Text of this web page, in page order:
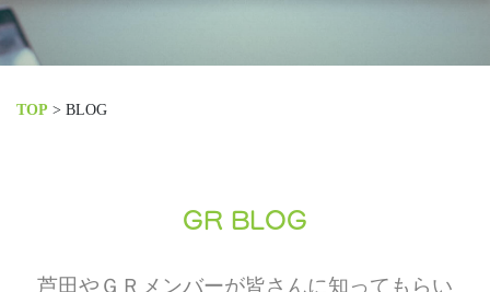
TOP > BLOG
GR BLOG
芦田やＧＲメンバーが皆さんに知ってもらい